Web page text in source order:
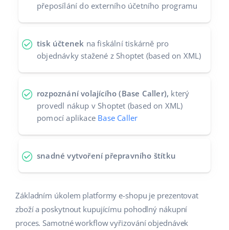
přeposílání do externího účetního programu
tisk účtenek na fiskální tiskárně pro
objednávky stažené z Shoptet (based on XML)
rozpoznání volajícího (Base Caller), který
provedl nákup v Shoptet (based on XML)
pomocí aplikace Base Caller
snadné vytvoření přepravního štítku
Základním úkolem platformy e-shopu je prezentovat
zboží a poskytnout kupujícímu pohodlný nákupní
proces. Samotné workflow vyřizování objednávek